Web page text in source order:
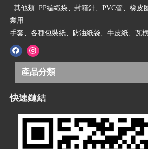
. 其他類: PP編織袋、封箱針、PVC管、橡皮
業用
手套、各種包裝紙、防油紙袋、牛皮紙、瓦楞
產品分類
快速鏈結